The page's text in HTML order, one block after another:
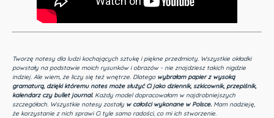
Tworzę notesy dla ludzi kochających sztukę i piękne przedmioty. Wszystkie okładki
powstały na podstawie moich rysunków i obrazów - nie znajdziesz takich nigdzie
indziej. Ale wiem, że liczy się też wnętrze. Dlatego wybrałam papier z wysoką
gramaturą, dzięki któremu notes może służyć Ci jako dziennik, szkicownik, przepiśnik,
kalendarz czy bullet journal. Każdy model dopracowałam w najdrobniejszych
szczegółach. Wszystkie notesy zostały w całości wykonane w Polsce.Mam nadzieję,
że korzystanie z nich sprawi Ci tyle samo radości, co mi ich stworzenie.